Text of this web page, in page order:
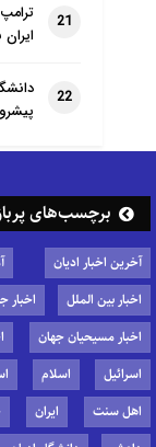
21
22
برچسب‌های
آخرین اخبار ادیان
اخبار بین الملل
اخبار
اخبار مسیحیان جهان
اسرائیل
اسلام
اهل سنت
ایران